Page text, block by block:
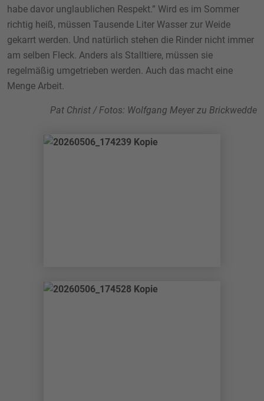
habe davor unglaublichen Respekt.” Wird es im Sommer
richtig heiß, müssen Tausende Liter Wasser zur Weide
gekarrt werden. Und natürlich stehen die Rinder nicht immer
am selben Fleck. Anders als Stalltiere, müssen sie
regelmäßig umgetrieben werden. Auch das macht eine
Menge Arbeit.
Pat Christ / Fotos: Wolfgang Meyer zu Brickwedde